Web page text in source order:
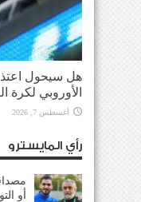
هل سيحول
الأوروبي لكرة
أغسطس 7, 2026
رأي المايسترو
أو